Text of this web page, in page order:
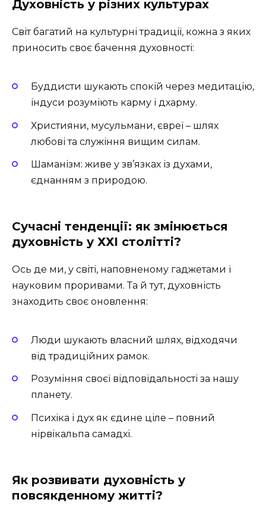
Духовність у різних культурах
Світ багатий на культурні традиції, кожна з яких
приносить своє бачення духовності:
Буддисти шукають спокій через медитацію,
індуси розуміють карму і дхарму.
Християни, мусульмани, євреї – шлях
любові та служіння вищим силам.
Шаманізм: живе у зв’язках із духами,
єднанням з природою.
Сучасні тенденції: як змінюється
духовність у ХХІ столітті?
Ось де ми, у світі, наповненому гаджетами і
науковим проривами. Та й тут, духовність
знаходить своє оновлення:
Люди шукають власний шлях, відходячи
від традиційних рамок.
Розуміння своєї відповідальності за нашу
планету.
Психіка і дух як єдине ціле – повний
нірвікальпа самадхі.
Як розвивати духовність у
повсякденному житті?